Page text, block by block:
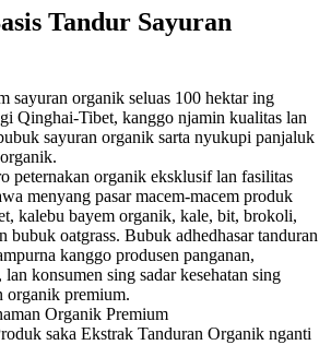
Tandur Sayuran
sayuran organik seluas 100 hektar ing
Qinghai-Tibet, kanggo njamin kualitas lan
sayuran organik sarta nyukupi panjaluk
peternakan organik eksklusif lan fasilitas
menyang pasar macem-macem produk
kalebu bayem organik, kale, bit, brokoli,
bubuk oatgrass. Bubuk adhedhasar tanduran
kanggo produsen panganan,
lan konsumen sing sadar kesehatan sing
organik premium.
Organik Premium
saka Ekstrak Tanduran Organik nganti